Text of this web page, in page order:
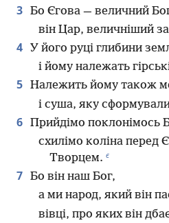
3 Бо Єгова — величний
він Цар, величніший за
4 У його руці глибини
і йому належать
5 Належить йому також
і суша, яку
6 Прийдімо поклонімось
схилімо коліна перед
Творцем. є
7 Бо він наш Бог,
а ми народ, який він
вівці, про яких він